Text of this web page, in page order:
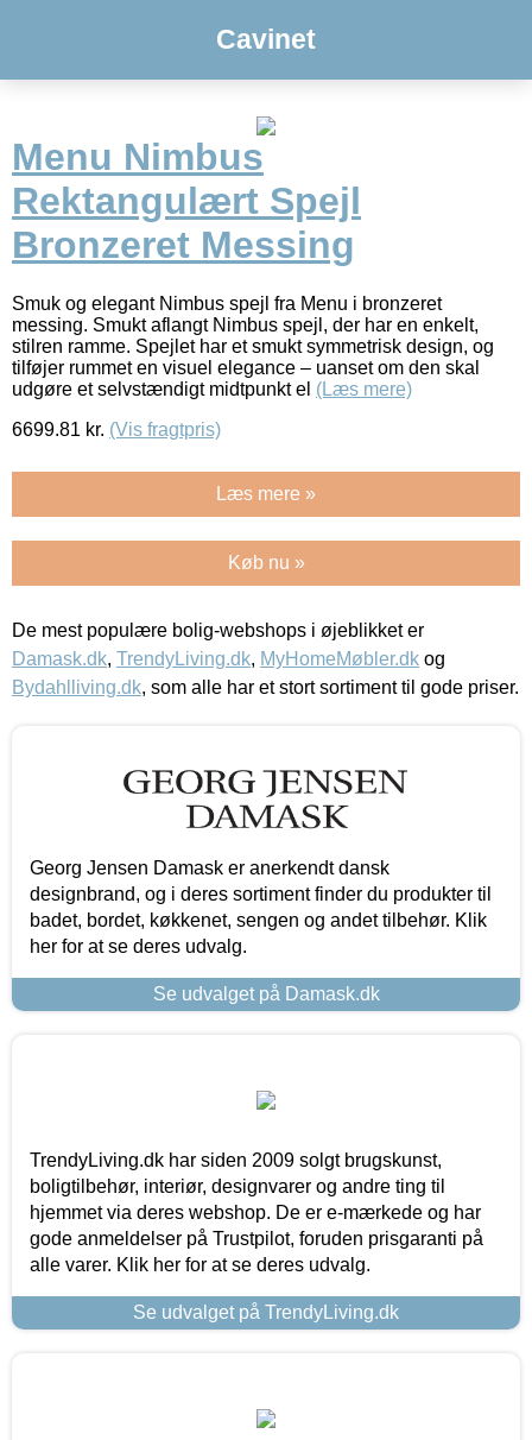
Cavinet
Menu Nimbus
Rektangulært Spejl
Bronzeret Messing
Smuk og elegant Nimbus spejl fra Menu i bronzeret
messing. Smukt aflangt Nimbus spejl, der har en enkelt,
stilren ramme. Spejlet har et smukt symmetrisk design, og
tilføjer rummet en visuel elegance – uanset om den skal
udgøre et selvstændigt midtpunkt el (Læs mere)
6699.81 kr. (Vis fragtpris)
Læs mere »
Køb nu »
De mest populære bolig-webshops i øjeblikket er
Damask.dk, TrendyLiving.dk, MyHomeMøbler.dk og
Bydahlliving.dk, som alle har et stort sortiment til gode priser.
Georg Jensen Damask er anerkendt dansk
designbrand, og i deres sortiment finder du produkter til
badet, bordet, køkkenet, sengen og andet tilbehør. Klik
her for at se deres udvalg.
Se udvalget på Damask.dk
TrendyLiving.dk har siden 2009 solgt brugskunst,
boligtilbehør, interiør, designvarer og andre ting til
hjemmet via deres webshop. De er e-mærkede og har
gode anmeldelser på Trustpilot, foruden prisgaranti på
alle varer. Klik her for at se deres udvalg.
Se udvalget på TrendyLiving.dk